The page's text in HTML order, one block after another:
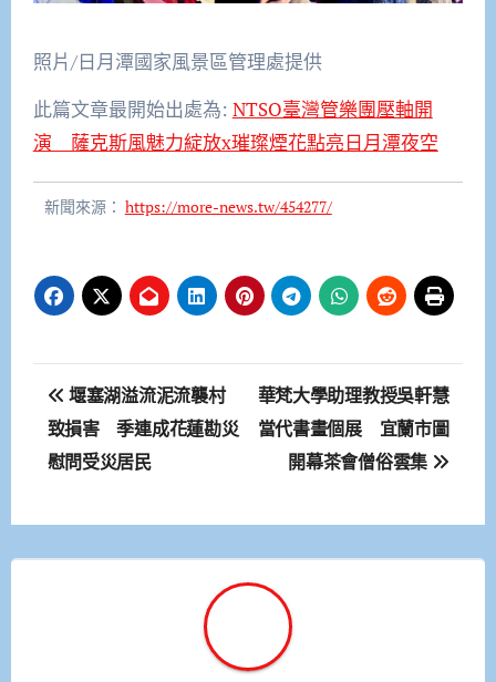
照片/日月潭國家風景區管理處提供
此篇文章最開始出處為: NTSO臺灣管樂團壓軸開
演 薩克斯風魅力綻放x璀璨煙花點亮日月潭夜空
新聞來源： https://more-news.tw/454277/
文
章
導
覽
堰塞湖溢流泥流襲村
致損害 季連成花蓮勘災
慰問受災居民
華梵大學助理教授吳軒慧
當代書畫個展 宜蘭市圖
開幕茶會僧俗雲集